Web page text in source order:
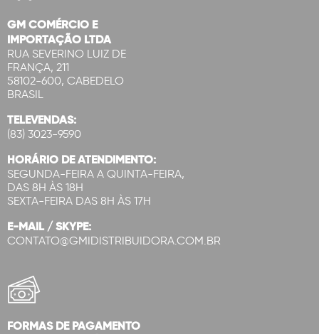
GM COMÉRCIO E
IMPORTAÇÃO LTDA
RUA SEVERINO LUIZ DE
FRANÇA, 211
58102-600, CABEDELO
BRASIL
TELEVENDAS:
(83) 3023-9590
HORÁRIO DE ATENDIMENTO:
SEGUNDA-FEIRA A QUINTA-FEIRA,
DAS 8H ÀS 18H
SEXTA-FEIRA DAS 8H ÀS 17H
E-MAIL / SKYPE:
CONTATO@GMIDISTRIBUIDORA.COM.BR
FORMAS DE PAGAMENTO